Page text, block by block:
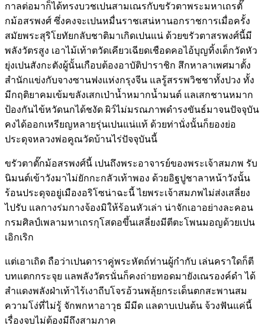
กาลต่อมาก็ได้ทรงบวชเปนสามเณรกับขรัวตาพระมหาเถรตั๊
กม้อสรพงศ์ ซึ่งคงจะเปนหมื่นราชเสน่หานอกราชการเมื่อครั้ง
สมัยพระสุริโยทัยกลับชาติมาเกิดเปนแน่ ด้วยขรัวตาสรพงศ์นี้มี
พลังวัตรสูง เอาไม้เท้าตวัดเคียวเฉียดเชือดคอไอ้บุญทิ้งเด็กวัดหัว
ยุ่งเปนสังกะตังผู้นั้นเกือบต้องอาบัติปาราชิก สึกหาลาเพศมาตั้ง
สำนักแข่งกับจางซานฟงแห่งกรุงจีน แลรู้สรรพวิชชาทั้งปวง ทั้ง
มีกฤติยาคมเข้มขลังเสกเป่าน้ำหมากน้ำมนต์ แลเสกชานหมาก
ป้องกันไข้หวัดนกได้ชงัด ผิว์ไม่มรณภาพดำรงขันธ์มาจนปัจจุบัน
คงได้ออกเหรียญหลายรุ่นเปนแน่แท้ ด้วยท่านั่งนั้นก็ยองย่อ
ประดุจหลวงพ่อคูณวัดบ้านไร่ปัจจุบันนี้
ขรัวตาตั๊กม้อสรพงศ์นี้ เปนถึงพระอาจารย์ของพระเจ้าสมภพ รับ
นิมนต์เข้าวังมาไม่ยักกะกลัวเท้าพอง ด้วยอิฐปูชาลาหน้าวังนั้น
ร้อนประดุจอยู่เมืองอริโซน่าฉะนี้ ไยพระเจ้าสมภพไม่ส่งเสลี่ยง
ไปรับ แลกางร่มกางจ้องมิให้ร้อนหัวเล่า น่าจักเอาอย่างละคอน
กรมศิลป์เพลามหาเถรกุโสดอขึ้นเสลี่ยงมีตีตะโพนมอญด้วยเปน
เอิกเริก
แต่เอาเถิด ถือว่าเปนดาราคู่พระหัตถ์ท่านผู้กำกับ เล่นคราใดก็ตี
บทแตกกระจุย แลพลังวัตรนั่นก็คงถ่ายทอดมายังเณรองค์ดำ ได้
สำแดงพลังฝ่าเท้าไร้เงาถีบโจรอ้วนพลุ้ยกระเด็นตกสะพานสม
ความโง่ที่ไม่รู้ จักพกหาอาวุธ มีมีด แลดาบเปนต้น จ้วงฟันแค่นี้
เรื่องจบไม่ต้องมีถึงสามภาค